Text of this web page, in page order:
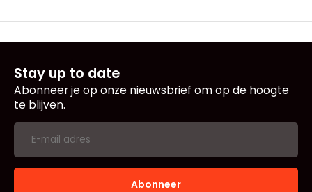
Stay up to date
Abonneer je op onze nieuwsbrief om op de hoogte
te blijven.
Abonneer